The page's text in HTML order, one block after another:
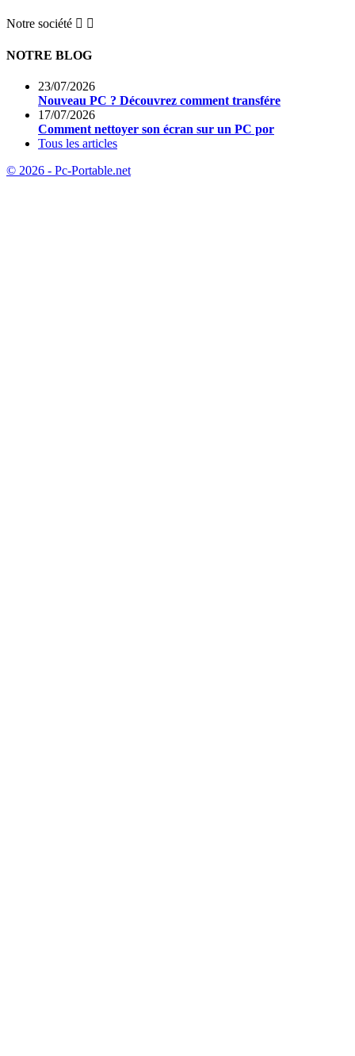
Notre société  
NOTRE BLOG
23/07/2026
Nouveau PC ? Découvrez comment transfére
17/07/2026
Comment nettoyer son écran sur un PC por
Tous les articles
© 2026 - Pc-Portable.net